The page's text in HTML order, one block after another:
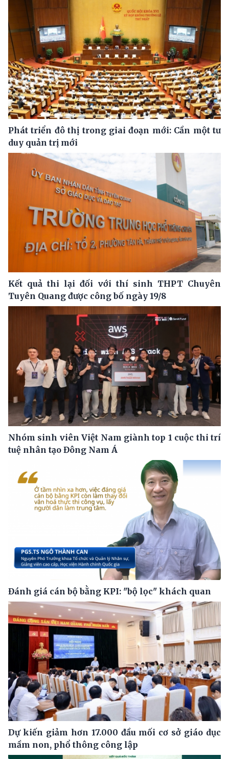
Phát triển đô thị trong giai đoạn mới: Cần một tư
duy quản trị mới
Kết quả thi lại đối với thí sinh THPT Chuyên
Tuyên Quang được công bố ngày 19/8
Nhóm sinh viên Việt Nam giành top 1 cuộc thi trí
tuệ nhân tạo Đông Nam Á
Đánh giá cán bộ bằng KPI: "bộ lọc" khách quan
Dự kiến giảm hơn 17.000 đầu mối cơ sở giáo dục
mầm non, phổ thông công lập